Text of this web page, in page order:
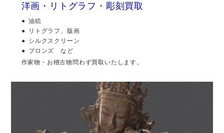
洋画・リトグラフ・彫刻買取
油絵
リトグラフ、版画
シルクスクリーン
ブロンズ など
作家物・お稽古物問わず買取いたします。